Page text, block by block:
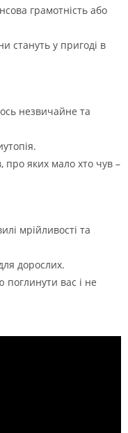
грамотність або
стануть у пригоді в
незвичайне та
про яких мало хто чув –
мрійливості та
дорослих.
поглинути вас і не